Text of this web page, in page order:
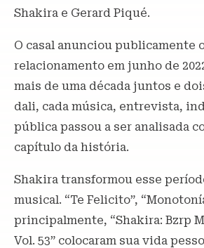
Shakira e Gerard Piqué.
O casal anunciou publicamente
relacionamento em junho de
mais de uma década juntos e
dali, cada música, entrevista,
pública passou a ser analisada
capítulo da história.
Shakira transformou esse
musical. “Te Felicito”,
principalmente, “Shakira: Bzrp
Vol. 53” colocaram sua vida